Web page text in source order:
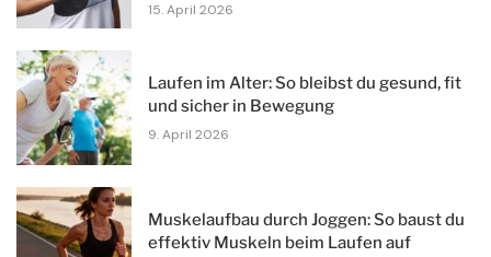
15. April 2026
Laufen im Alter: So bleibst du gesund, fit
und sicher in Bewegung
9. April 2026
Muskelaufbau durch Joggen: So baust du
effektiv Muskeln beim Laufen auf